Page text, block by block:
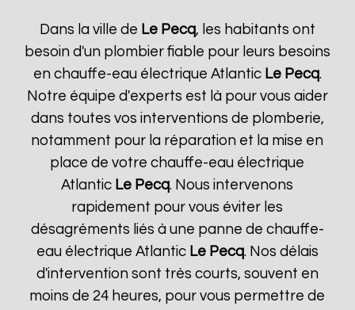
Dans la ville de Le Pecq, les habitants ont
besoin d'un plombier fiable pour leurs besoins
en chauffe-eau électrique Atlantic Le Pecq.
Notre équipe d'experts est là pour vous aider
dans toutes vos interventions de plomberie,
notamment pour la réparation et la mise en
place de votre chauffe-eau électrique
Atlantic Le Pecq. Nous intervenons
rapidement pour vous éviter les
désagréments liés à une panne de chauffe-
eau électrique Atlantic Le Pecq. Nos délais
d'intervention sont très courts, souvent en
moins de 24 heures, pour vous permettre de